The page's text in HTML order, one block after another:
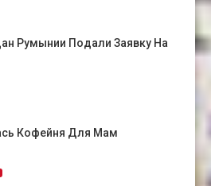
Румынии Подали Заявку На
Кофейня Для Мам